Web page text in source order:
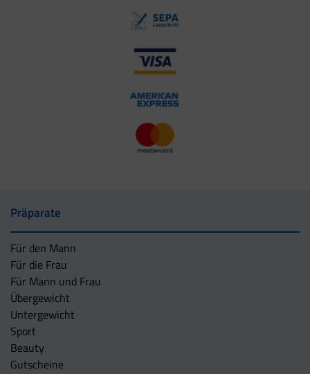
Präparate
Für den Mann
Für die Frau
Für Mann und Frau
Übergewicht
Untergewicht
Sport
Beauty
Gutscheine